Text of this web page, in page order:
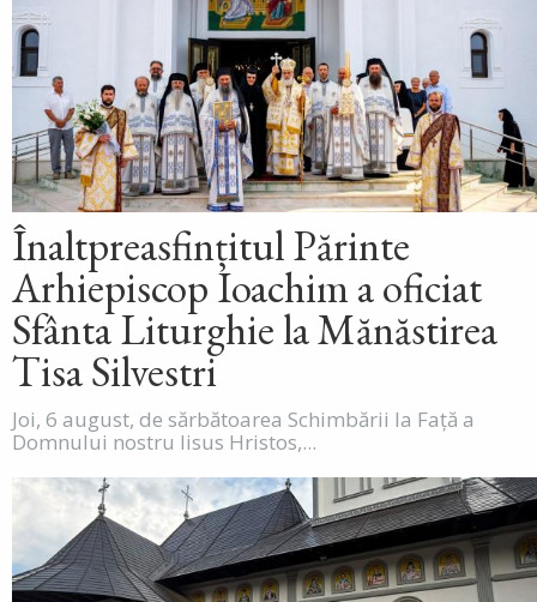
Înaltpreasfințitul Părinte
Arhiepiscop Ioachim a oficiat
Sfânta Liturghie la Mănăstirea
Tisa Silvestri
Joi, 6 august, de sărbătoarea Schimbării la Față a
Domnului nostru Iisus Hristos,...